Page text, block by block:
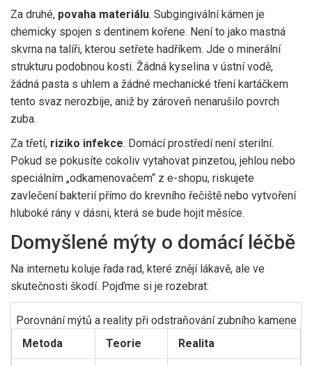
Za druhé, povaha materiálu. Subgingivální kámen je
chemicky spojen s dentinem kořene. Není to jako mastná
skvrna na talíři, kterou setřete hadříkem. Jde o minerální
strukturu podobnou kosti. Žádná kyselina v ústní vodě,
žádná pasta s uhlem a žádné mechanické tření kartáčkem
tento svaz nerozbije, aniž by zároveň nenarušilo povrch
zuba.
Za třetí, riziko infekce. Domácí prostředí není sterilní.
Pokud se pokusíte cokoliv vytahovat pinzetou, jehlou nebo
speciálním „odkamenovačem“ z e-shopu, riskujete
zavlečení bakterií přímo do krevního řečiště nebo vytvoření
hluboké rány v dásni, která se bude hojit měsíce.
Domyšlené mýty o domácí léčbě
Na internetu koluje řada rad, které znějí lákavě, ale ve
skutečnosti škodí. Pojďme si je rozebrat:
Porovnání mýtů a reality při odstraňování zubního kamene
Metoda
Teorie Realita